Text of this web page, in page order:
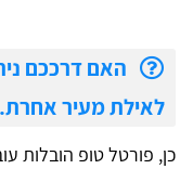
האם דרככם
לאילת מעיר אחרת.
כן, פורטל טופ הובלות